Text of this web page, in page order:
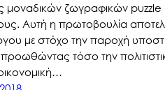
μοναδικών ζωγραφικών puzzle
Αυτή η πρωτοβουλία
με στόχο την παροχή
τόσο την